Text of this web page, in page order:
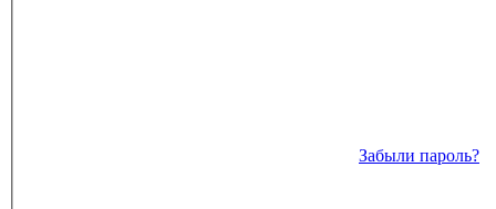
Забыли пароль?